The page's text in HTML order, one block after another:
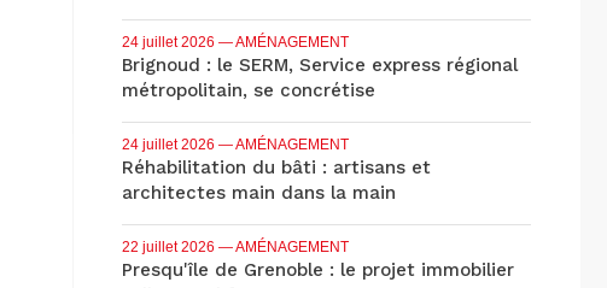
24 juillet 2026 — AMÉNAGEMENT
Brignoud : le SERM, Service express régional
métropolitain, se concrétise
24 juillet 2026 — AMÉNAGEMENT
Réhabilitation du bâti : artisans et
architectes main dans la main
22 juillet 2026 — AMÉNAGEMENT
Presqu'île de Grenoble : le projet immobilier